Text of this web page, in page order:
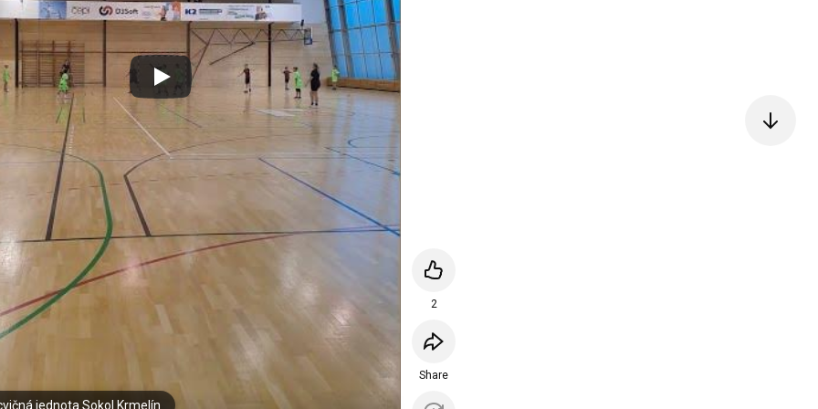
jednota Sokol Krmelín
2
Share